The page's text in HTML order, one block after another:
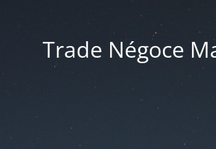
Trade Négoce